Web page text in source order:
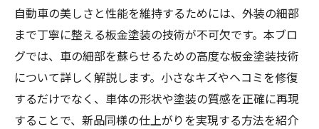
自動車の美しさと性能を維持するためには、外装の細部
まで丁寧に整える板金塗装の技術が不可欠です。本ブロ
グでは、車の細部を蘇らせるための高度な板金塗装技術
について詳しく解説します。小さなキズやヘコミを修復
するだけでなく、車体の形状や塗装の質感を正確に再現
することで、新品同様の仕上がりを実現する方法を紹介